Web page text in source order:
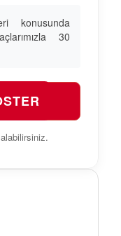
konusunda
30